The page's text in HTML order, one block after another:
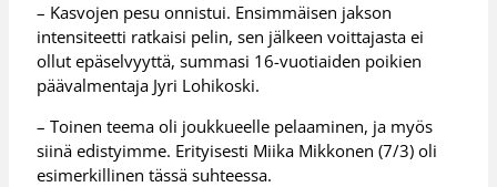
– Kasvojen pesu onnistui. Ensimmäisen jakson
intensiteetti ratkaisi pelin, sen jälkeen voittajasta ei
ollut epäselvyyttä, summasi 16-vuotiaiden poikien
päävalmentaja Jyri Lohikoski.
– Toinen teema oli joukkueelle pelaaminen, ja myös
siinä edistyimme. Erityisesti Miika Mikkonen (7/3) oli
esimerkillinen tässä suhteessa.